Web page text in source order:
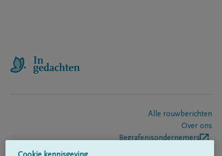
Alle rouwberichten
Over ons
Begrafenisondernemers